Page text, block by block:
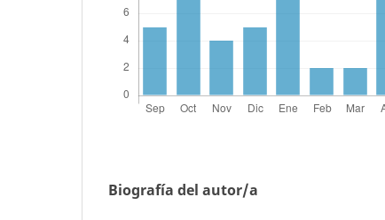
Biografía del autor/a